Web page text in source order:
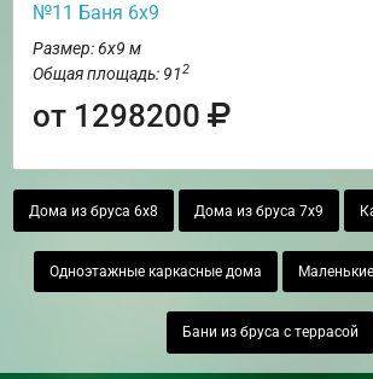
№11 Баня 6х9
Размер: 6х9 м
Общая площадь: 912
от 1298200
Дома из бруса 6х8 Дома из бруса 7х9
Одноэтажные каркасные дома
Бани из бруса с террасой